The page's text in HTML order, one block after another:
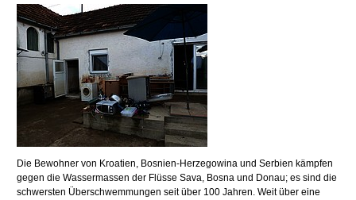
Die Bewohner von Kroatien, Bosnien-Herzegowina und Serbien kämpfen
gegen die Wassermassen der Flüsse Sava, Bosna und Donau; es sind die
schwersten Überschwemmungen seit über 100 Jahren. Weit über eine